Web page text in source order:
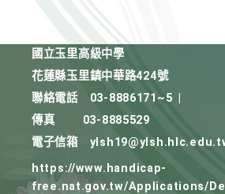
國立玉里高級中學
花蓮縣玉里鎮中華路424號
聯絡電話
03-8886171~5
傳真
03-8885529
電子信箱
https://www.handicap-
free.nat.gov.tw/Applications/